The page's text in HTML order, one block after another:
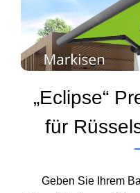
„Eclipse“
für
Geben Sie Ihrem